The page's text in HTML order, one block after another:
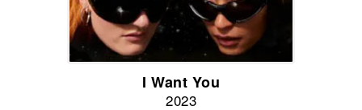
I Want You
2023